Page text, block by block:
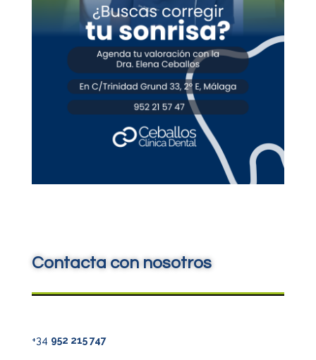
Contacta con nosotros
+34 952 215 747